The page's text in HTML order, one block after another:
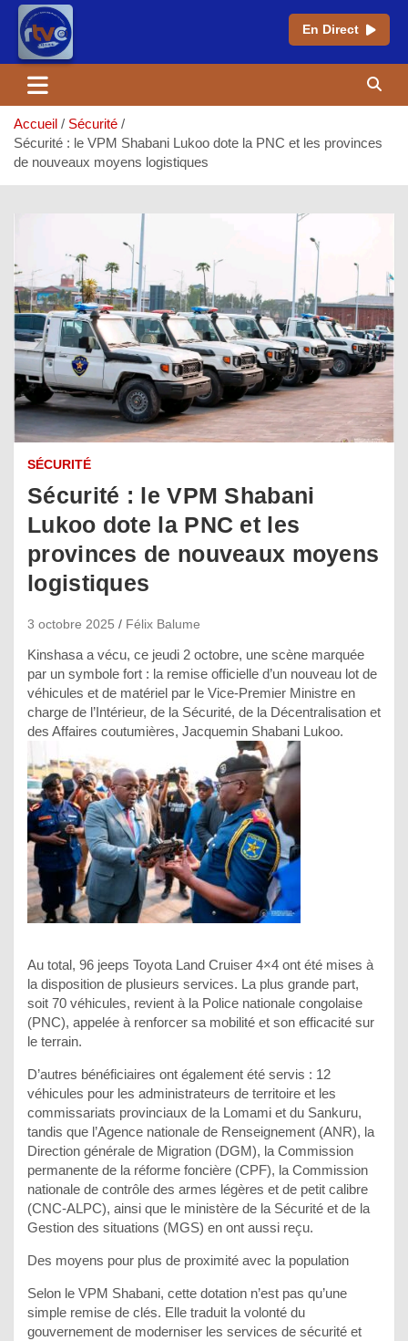
En Direct
contenu
Accueil
Sécurité
Sécurité : le VPM Shabani Lukoo dote la PNC et les provinces
de nouveaux moyens logistiques
SÉCURITÉ
Sécurité : le VPM Shabani
Lukoo dote la PNC et les
provinces de nouveaux moyens
logistiques
3 octobre 2025 Félix Balume
Kinshasa a vécu, ce jeudi 2 octobre, une scène marquée
par un symbole fort : la remise officielle d’un nouveau lot de
véhicules et de matériel par le Vice-Premier Ministre en
charge de l’Intérieur, de la Sécurité, de la Décentralisation et
des Affaires coutumières, Jacquemin Shabani Lukoo.
Au total, 96 jeeps Toyota Land Cruiser 4×4 ont été mises à
la disposition de plusieurs services. La plus grande part,
soit 70 véhicules, revient à la Police nationale congolaise
(PNC), appelée à renforcer sa mobilité et son efficacité sur
le terrain.
D’autres bénéficiaires ont également été servis : 12
véhicules pour les administrateurs de territoire et les
commissariats provinciaux de la Lomami et du Sankuru,
tandis que l’Agence nationale de Renseignement (ANR), la
Direction générale de Migration (DGM), la Commission
permanente de la réforme foncière (CPF), la Commission
nationale de contrôle des armes légères et de petit calibre
(CNC-ALPC), ainsi que le ministère de la Sécurité et de la
Gestion des situations (MGS) en ont aussi reçu.
Des moyens pour plus de proximité avec la population
Selon le VPM Shabani, cette dotation n’est pas qu’une
simple remise de clés. Elle traduit la volonté du
gouvernement de moderniser les services de sécurité et